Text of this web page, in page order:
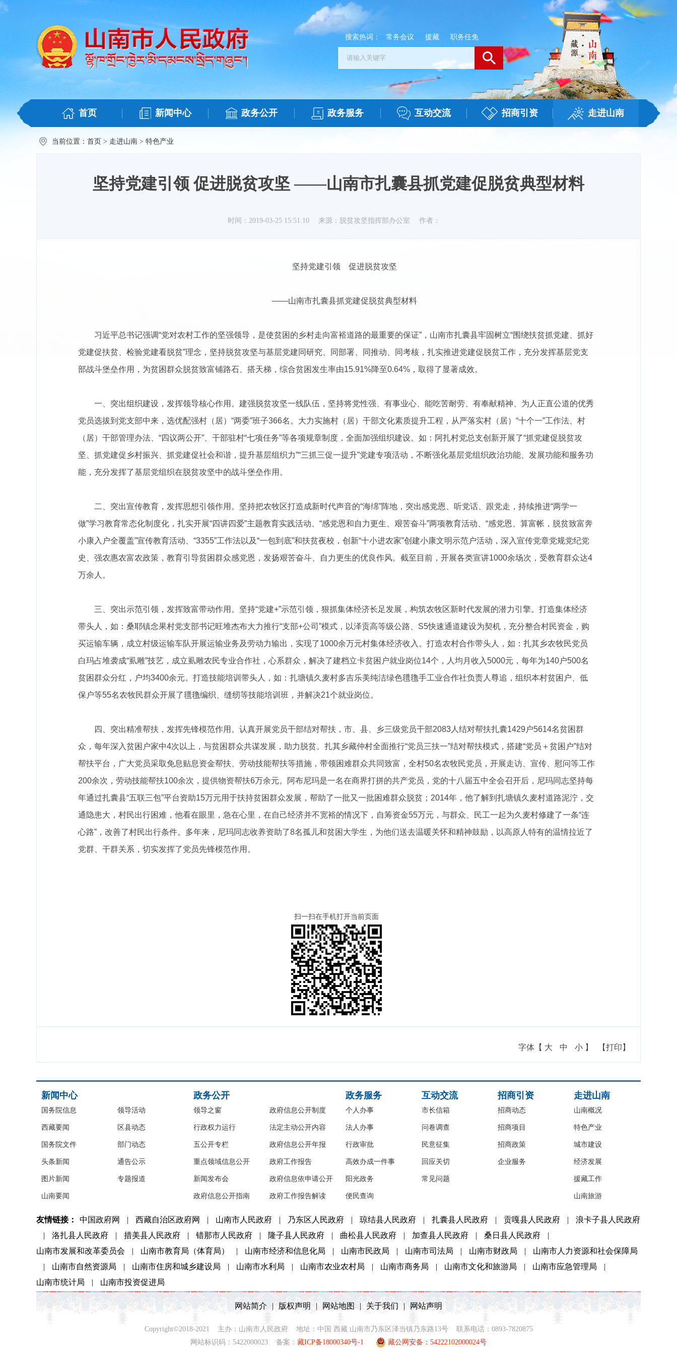
搜索热词： 常务会议 援藏 职务任免
首页 新闻中心 政务公开 政务服务 互动交流 招商引资 走进山南
当前位置： 首页 > 走进山南 > 特色产业
坚持党建引领 促进脱贫攻坚 ——山南市扎囊县抓党建促脱贫典型材料
时间：2019-03-25 15:51:10 来源：脱贫攻坚指挥部办公室 作者：
坚持党建引领 促进脱贫攻坚
——山南市扎囊县抓党建促脱贫典型材料
习近平总书记强调“党对农村工作的坚强领导，是使贫困的乡村走向富裕道路的最重要的保证”，山南市扎囊县牢固树立“围绕扶贫抓党建、抓好
党建促扶贫、检验党建看脱贫”理念，坚持脱贫攻坚与基层党建同研究、同部署、同推动、同考核，扎实推进党建促脱贫工作，充分发挥基层党支
部战斗堡垒作用，为贫困群众脱贫致富铺路石、搭天梯，综合贫困发生率由15.91%降至0.64% ， 取得了显著成效。
一、突出组织建设，发挥领导核心作用。 建强脱贫攻坚一线队伍， 坚持将党性强、有事业心、能吃苦耐劳、有奉献精神、为人正直公道的优秀
党员选拔到党支部中来，选优配强村（居） “两委”班子366名。大力实施村（居）干部文化素质提升工程，从严落实村（居） “十个一”工作法、村
（居）干部管理办法、“四议两公开”、干部驻村“七项任务”等各项规章制度，全面加强组织建设。如：阿扎村党总支创新开展了“抓党建促脱贫攻
坚、抓党建促乡村振兴、抓党建促社会和谐，提升基层组织力”“三抓三促一提升”党建专项活动，不断强化基层党组织政治功能、发展功能和服务功
能，充分发挥了基层党组织在脱贫攻坚中的战斗堡垒作用。
二、突出宣传教育，发挥思想引领作用。 坚持把农牧区打造成新时代声音的“海绵”阵地，突出感党恩、听党话、跟党走， 持续推进“两学一
做”学习教育常态化制度化，扎实开展“四讲四爱”主题教育实践活动、“感党恩和自力更生、艰苦奋斗”两项教育活动、 “感党恩、算富帐，脱贫致富奔
小康入户全覆盖”宣传教育活动、 “3355”工作法以及“一包到底”和扶贫夜校，创新“十小进农家”创建小康文明示范户活动 ，深入宣传党章党规党纪党
史、强农惠农富农政策，教育引导贫困群众感党恩，发扬艰苦奋斗、自力更生的优良作风。截至目前，开展各类宣讲1000余场次，受教育群众达4
万余 人。
三、突出示范引领，发挥致富带动作用。 坚持“党建+”示范引领，狠抓集体经济长足发展，构筑农牧区新时代发展的潜力引擎。 打造集体经济
带头人
，如：桑耶镇念果村党支部书记旺堆杰布大力推行“支部+公司 ”模式，以泽贡高等级公路、 S5快速通道建设为契机，充分整合村民资金，购
买运输车辆， 成立村级运输车队开展运输业务及劳动力输出，实现了1000余万元村集体经济收入 。 打造农村合作带头人
，如：扎其乡农牧民党员
白玛占堆袭成“虱雕”技艺，成立虱雕农民专业合作社，心系群众，解决了建档立卡贫困户就业岗位14个，人均月收入 5000元，每年为140户500名
贫困群众分红，户均3400余元。 打造技能培训带头人 ，如：扎塘镇久麦村多吉乐美纯洁绿色氆氇手工业合作社负责人尊追， 组织本村贫困户、低
保户等55名农牧民群众开展了氆氇编织、缝纫等技能培训班， 并解决21个就业岗位。
四、突出精准帮扶，发挥先锋模范作用。 认真开展党员干部结对帮扶，市、县、乡三级党员干部2083 人结对帮扶扎囊1429 户5614名贫困群
众，每年深入贫困户家中4次以上，与贫困群众共谋发展，助力脱贫。 扎其乡藏仲村全面推行“党员三扶一”结对帮扶模式，搭建“党员＋贫困户”结对
帮扶平台，广大党员采取免息贴息资金帮扶、劳动技能帮扶等措施，带领困难群众共同致富，全村50名农牧民党员，开展走访、宣传、慰问等工作
200余次，劳动技能帮扶100余次，提供物资帮扶6万余元。阿布尼玛是一名在商界打拼的共产党员，党的十八届五中全会召开后，尼玛同志坚持每
年通过扎囊县“五联三包”平台资助15万元用于扶持贫困群众发展，帮助了一批又一批困难群众脱贫； 2014年，他了解到扎塘镇久麦村道路泥泞，交
通隐患大，村民出行困难，他看在眼里，急在心里，在自己经济并不宽裕的情况下，自筹资金55万元，与群众、民工一起为久麦村修建了一条“连
心路”，改善了村民出行条件。多年来，尼玛同志收养资助了8名孤儿和贫困大学生，为他们送去温暖关怀和精神鼓励，以高原人特有的温情拉近了
党群、干群关系，切实发挥了党员先锋模范作用。
扫一扫在手机打开当前页面
字体【 大 中 小 】 【打印】
新闻中心
国务院信息
西藏要闻
国务院文件
头条新闻
图片新闻
山南要闻
领导活动
区县动态
部门动态
通告公示
专题报道
政务公开
领导之窗
行政权力运行
五公开专栏
重点领域信息公开
新闻发布会
政府信息公开指南
政府信息公开制度
法定主动公开内容
政府信息公开年报
政府工作报告
政府信息依申请公开
政府工作报告解读
政务服务
个人办事
法人办事
行政审批
高效办成一件事
阳光政务
便民查询
互动交流
市长信箱
问卷调查
民意征集
回应关切
常见问题
招商引资
招商动态
招商项目
招商政策
企业服务
走进山南
山南概况
特色产业
城市建设
经济发展
援藏工作
山南旅游
友情链接： 中国政府网 | 西藏自治区政府网 | 山南市人民政府 | 乃东区人民政府 | 琼结县人民政府 | 扎囊县人民政府 | 贡嘎县人民政府 |
浪卡子县人民政府
|
洛扎县人民政府 | 措美县人民政府 | 错那市人民政府 | 隆子县人民政府 | 曲松县人民政府 | 加查县人民政府 | 桑日县人民政府
|
山南市发展和改革委员会
| 山南市教育局（体育局） | 山南市经济和信息化局 | 山南市民政局 | 山南市司法局 | 山南市财政局 |
山南市人力资源和社会保障局
|
山南市自然资源局 | 山南市住房和城乡建设局 | 山南市水利局 | 山南市农业农村局 | 山南市商务局 | 山南市文化和旅游局 | 山南市应急管理局
|
山南市统计局
| 山南市投资促进局
网站简介 | 版权声明 | 网站地图 | 关于我们 | 网站声明
Copyright©2018-2021 主办：山南市人民政府 地址：中国 西藏 山南市乃东区泽当镇乃东路13号 联系电话：0893-7820875
网站标识码：5422000023 备案： 藏ICP备18000340号-1 藏公网安备：54222102000024号